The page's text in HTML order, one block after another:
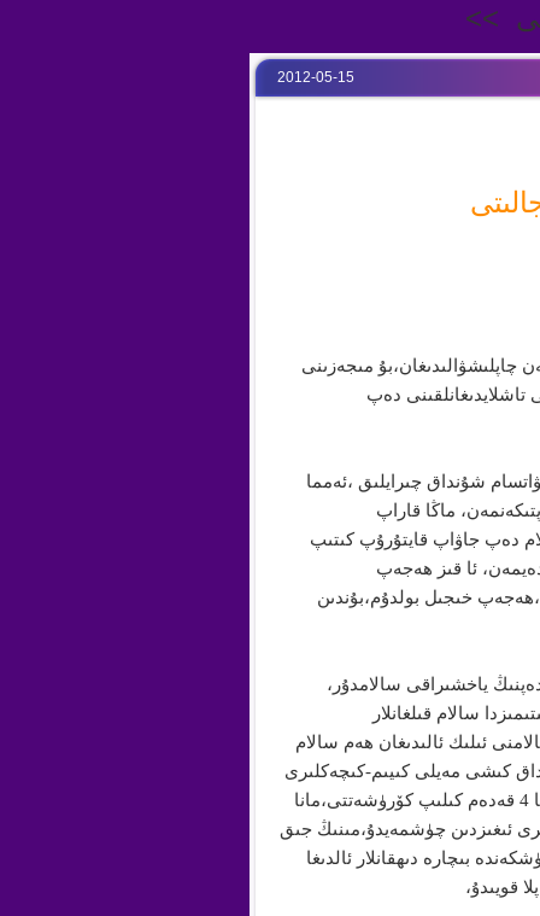
>>
2012-05-15
چاپلىشۋالىدىغان،بۇ مىجەزىنى
تاشلايدىغانلقىنى دەپ
شۇنداق چىرايلىق ،ئەمما
ماڭا قاراپ
دەپ جاۋاپ قايتۇرۇپ كىتىپ
دەيمەن، ئا قىز ھەجەپ
خىجىل بولدۇم،بۇندىن
ياخشىراقى سالامدۇر،
سالام قىلغانلار
ئىلىك ئالىدىغان ھەم سالام
كىشى مەيلى كىيىم-كىچەكلىرى
مەينەت بولسۇن ئىشقىلىپ ئالدىغا كەلسە ئۇ شۇ كىشىنىڭ ئالدىغا 4 قەدەم كىلىپ كۆرۈشەتتى،مانا
ئىغىزدىن چۈشمەيدۇ،مىنىڭ جىق
بىچارە دىھقانلار ئالدىغا
قويىدۇ،